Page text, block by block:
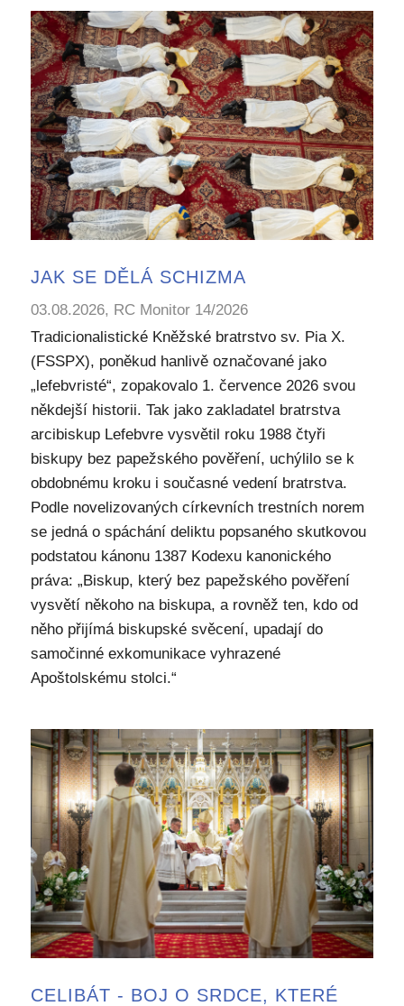
JAK SE DĚLÁ SCHIZMA
03.08.2026, RC Monitor 14/2026
Tradicionalistické Kněžské bratrstvo sv. Pia X.
(FSSPX), poněkud hanlivě označované jako
„lefebvristé“, zopakovalo 1. července 2026 svou
někdejší historii. Tak jako zakladatel bratrstva
arcibiskup Lefebvre vysvětil roku 1988 čtyři
biskupy bez papežského pověření, uchýlilo se k
obdobnému kroku i současné vedení bratrstva.
Podle novelizovaných církevních trestních norem
se jedná o spáchání deliktu popsaného skutkovou
podstatou kánonu 1387 Kodexu kanonického
práva: „Biskup, který bez papežského pověření
vysvětí někoho na biskupa, a rovněž ten, kdo od
něho přijímá biskupské svěcení, upadají do
samočinné exkomunikace vyhrazené
Apoštolskému stolci.“
CELIBÁT - BOJ O SRDCE, KTERÉ